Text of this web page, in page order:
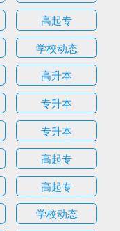
高起专
学校动态
高升本
专升本
专升本
高起专
高起专
学校动态